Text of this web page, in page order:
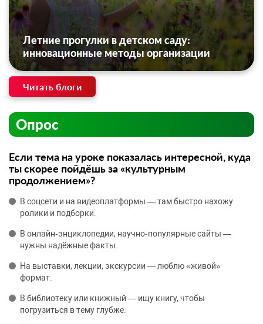
Летние прогулки в детском саду:
инновационные методы организации
Читать блоги
Опрос
Если тема на уроке показалась интересной, куда
ты скорее пойдёшь за «культурным
продолжением»?
В соцсети и на видеоплатформы — там быстро нахожу
ролики и подборки.
В онлайн‑энциклопедии, научно‑популярные сайты —
нужны надёжные факты.
На выставки, лекции, экскурсии — люблю «живой»
формат.
В библиотеку или книжный — ищу книгу, чтобы
погрузиться в тему глубже.